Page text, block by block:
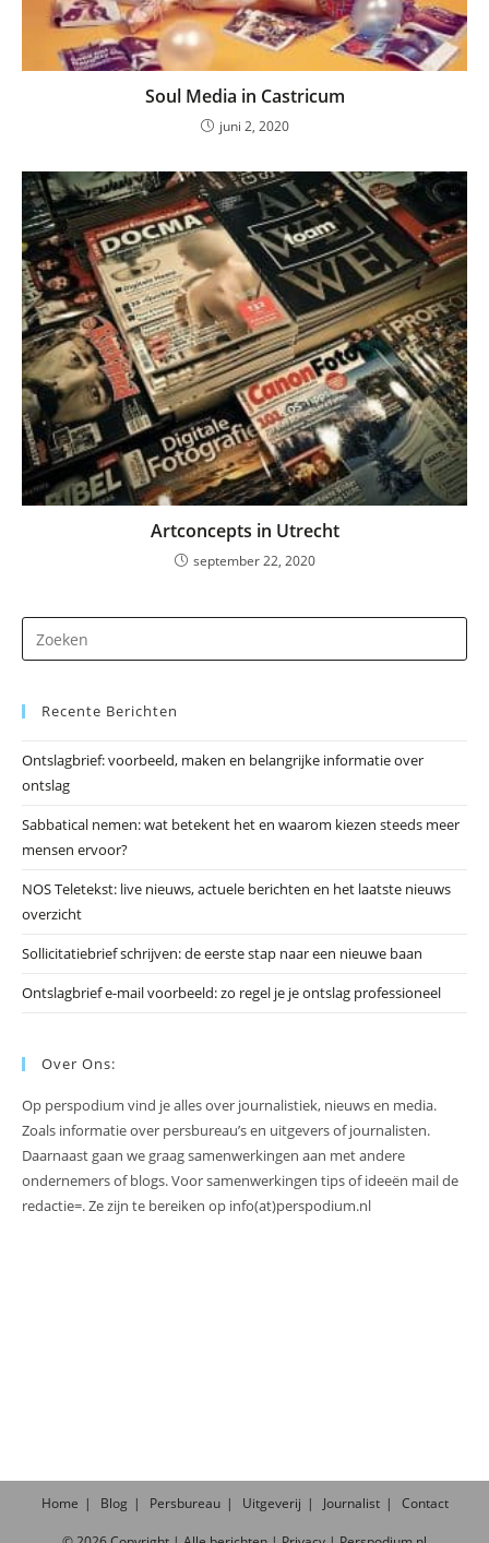
Soul Media in Castricum
juni 2, 2020
Artconcepts in Utrecht
september 22, 2020
op
Recente Berichten
Ontslagbrief: voorbeeld, maken en belangrijke informatie over
ontslag
Sabbatical nemen: wat betekent het en waarom kiezen steeds meer
mensen ervoor?
NOS Teletekst: live nieuws, actuele berichten en het laatste nieuws
overzicht
Sollicitatiebrief schrijven: de eerste stap naar een nieuwe baan
Ontslagbrief e-mail voorbeeld: zo regel je je ontslag professioneel
Over Ons:
Op perspodium vind je alles over journalistiek, nieuws en media.
Zoals informatie over persbureau’s en uitgevers of journalisten.
Daarnaast gaan we graag samenwerkingen aan met andere
ondernemers of blogs. Voor samenwerkingen tips of ideeën mail de
redactie=. Ze zijn te bereiken op info(at)perspodium.nl
Home Blog Persbureau Uitgeverij Journalist Contact